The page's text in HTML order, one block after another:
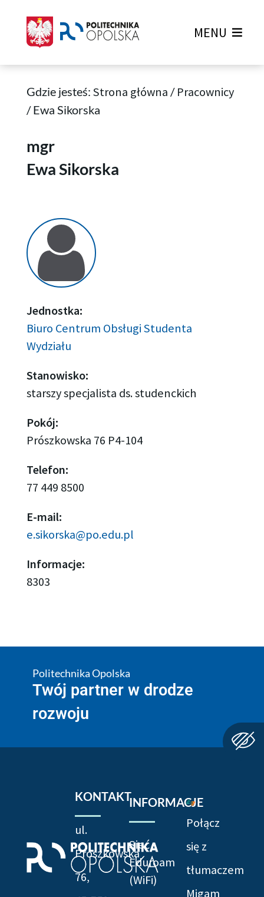
MENU
Gdzie jesteś: Strona główna / Pracownicy
/Ewa Sikorska
mgr
Ewa Sikorska
Jednostka:
Biuro Centrum Obsługi Studenta
Wydziału
Stanowisko:
starszy specjalista ds. studenckich
Pokój:
Prószkowska 76 P4-104
Telefon:
77 449 8500
E-mail:
e.sikorska@po.edu.pl
Informacje:
8303
Politechnika Opolska
Twój partner w drodze
rozwoju
KONTAKT
ul.
Prószkowska
76,
INFORMACJE
Sieć
Eduroam
(WiFi)
Połącz
się z
tłumaczem
Migam